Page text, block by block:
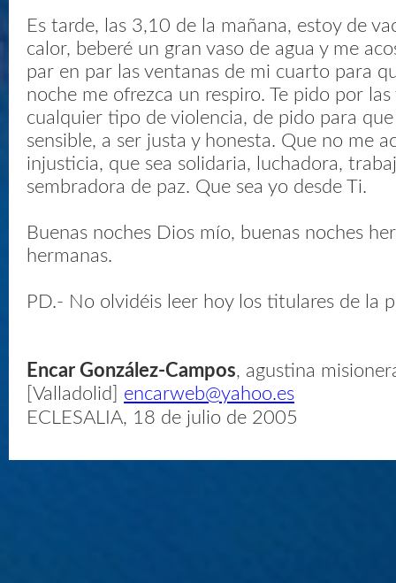
Es tarde, las 3,10 de la mañana, estoy de
calor, beberé un gran vaso de agua y me
par en par las ventanas de mi cuarto para
noche me ofrezca un respiro. Te pido por
cualquier tipo de violencia, de pido para
sensible, a ser justa y honesta. Que no me
injusticia, que sea solidaria, luchadora,
sembradora de paz. Que sea yo desde Ti.
Buenas noches Dios mío, buenas noches
hermanas.
PD.- No olvidéis leer hoy los titulares de la
Encar González-Campos, agustina
[Valladolid] encarweb@yahoo.es
ECLESALIA, 18 de julio de 2005